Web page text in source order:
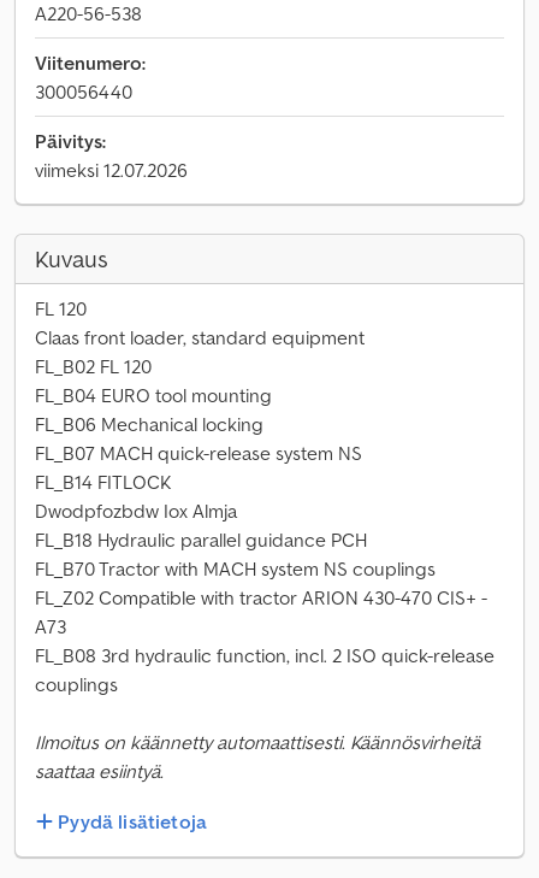
A220-56-538
Viitenumero:
300056440
Päivitys:
viimeksi 12.07.2026
Kuvaus
FL 120
Claas front loader, standard equipment
FL_B02 FL 120
FL_B04 EURO tool mounting
FL_B06 Mechanical locking
FL_B07 MACH quick-release system NS
FL_B14 FITLOCK
Dwodpfozbdw Iox Almja
FL_B18 Hydraulic parallel guidance PCH
FL_B70 Tractor with MACH system NS couplings
FL_Z02 Compatible with tractor ARION 430-470 CIS+ -
A73
FL_B08 3rd hydraulic function, incl. 2 ISO quick-release
couplings
Ilmoitus on käännetty automaattisesti. Käännösvirheitä
saattaa esiintyä.
Pyydä lisätietoja